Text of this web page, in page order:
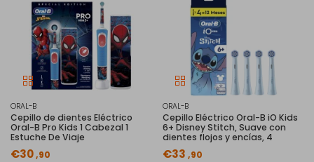
ORAL-B
Cepillo de dientes Eléctrico
Oral-B Pro Kids 1 Cabezal 1
Estuche De Viaje
€30,90
ORAL-B
Cepillo Eléctrico Oral-B iO Kids
6+ Disney Stitch, Suave con
dientes flojos y encías, 4
€33 ,90